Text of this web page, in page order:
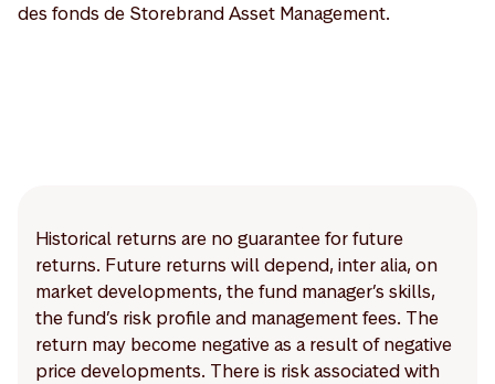
des fonds de Storebrand Asset Management.
Historical returns are no guarantee for future
returns. Future returns will depend, inter alia, on
market developments, the fund manager’s skills,
the fund’s risk profile and management fees. The
return may become negative as a result of negative
price developments. There is risk associated with